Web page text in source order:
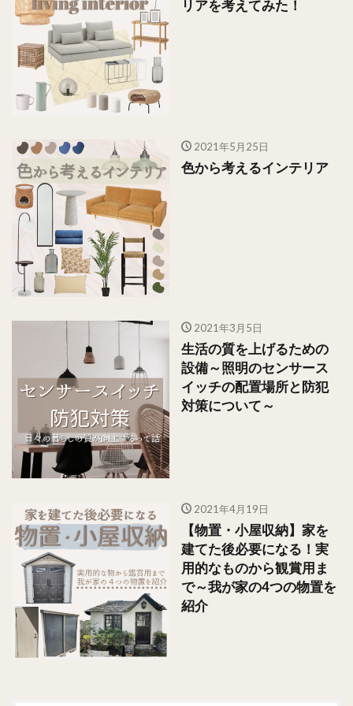
リアを考えてみた！
2021年5月25日
色から考えるインテリア
2021年3月5日
生活の質を上げるための
設備～照明のセンサース
イッチの配置場所と防犯
対策について～
2021年4月19日
【物置・小屋収納】家を
建てた後必要になる！実
用的なものから観賞用ま
で～我が家の4つの物置を
紹介